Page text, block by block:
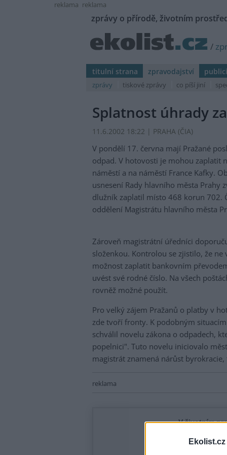
Ekolist.cz
reklama reklama
zprávy o přírodě, životním
/
titulní strana zpravodajství
zprávy tiskové zprávy co píší jiní
Splatnost úhrady
11.6.2002 18:22 | PRAHA (ČIA)
V pondělí 17. června mají Pražané
odpad. V hotovosti je mohou zaplatit
náměstí a na náměstí France Kafky.
usnesení Rady hlavního města Prahy
dlužník zaplatil místo 468 korun 702.
oddělení Magistrátu hlavního města
Zároveň magistrátní úředníci
složenkou. Kontrolou se zjistilo, že
možnost zaplatit bankovním
uvést své rodné číslo. Na všech
rovněž možné použít.
Pro velký zájem Pražanů o platby v
zde tvoří fronty. K podobným
schválil novelu zákona o odpadech,
popelnici". Tuto novelu iniciovalo
magistrát znamená nárůst
reklama